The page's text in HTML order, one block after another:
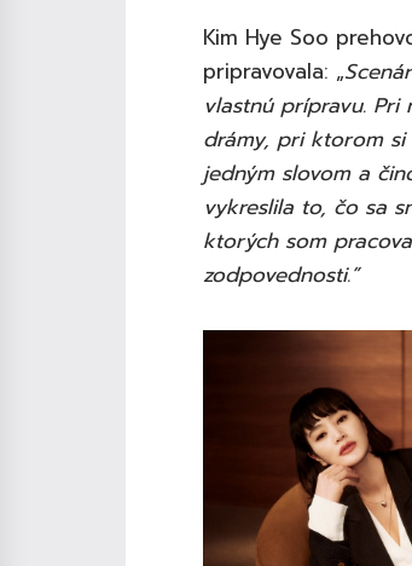
Kim Hye Soo
pripravovala: „
vlastnú prípravu.
drámy, pri ktorom
jedným slovom a
vykreslila to, čo sa
ktorých som
zodpovednosti.”